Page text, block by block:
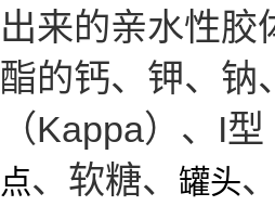
出来的亲水性胶
酯的钙、钾、钠、
（Kappa）、I
点、软糖、 罐头